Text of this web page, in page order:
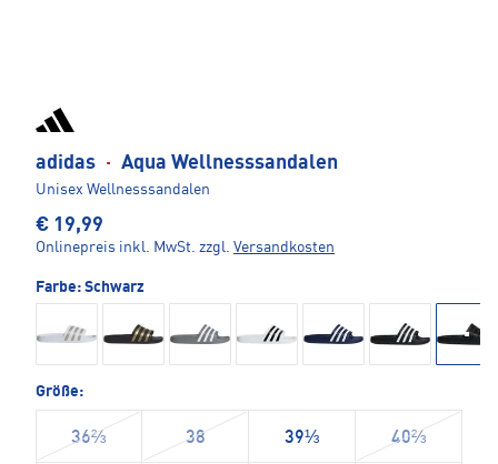
adidas · Aqua Wellnesssandalen
Unisex Wellnesssandalen
€ 19,99
Onlinepreis inkl. MwSt. zzgl. Versandkosten
Farbe: Schwarz
Größe:
36⅔ 38 39⅓ 40⅔